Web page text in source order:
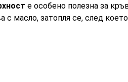
е особено полезна за
с масло, затопля се, след